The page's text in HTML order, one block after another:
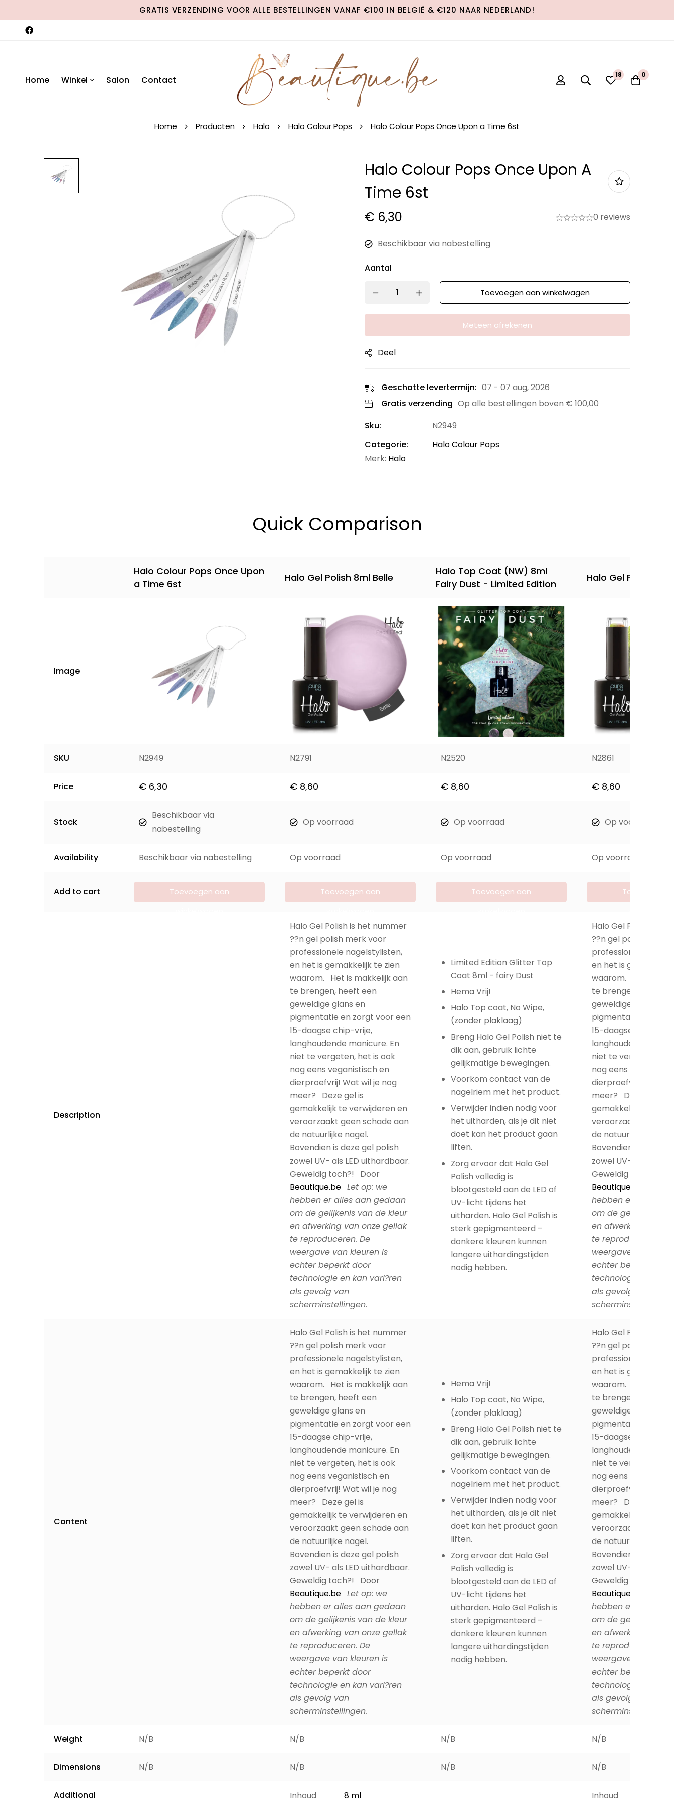
GRATIS VERZENDING VOOR ALLE BESTELLINGEN VANAF €100 IN BELGIË & €120 NAAR NEDERLAND!
Home Winkel Salon Contact 0 0
Home Producten Halo Halo Colour Pops Halo Colour Pops Once Upon a Time 6st
Halo Colour Pops Once Upon A
Time 6st
€ 6,30 0 reviews
Beschikbaar via nabestelling
Aantal
Toevoegen aan winkelwagen
Meteen afrekenen
Deel
Geschatte levertermijn: 07 - 07 aug, 2026
Gratis verzending Op alle bestellingen boven € 100,00
Sku:
N2949
Categorie:
Halo Colour Pops
Merk: Halo
Quick Comparison
Halo Colour Pops Once Upon
a Time 6st
Halo Gel Polish 8ml Belle
Halo Top Coat (NW) 8ml
Fairy Dust - Limited Edition
Halo Gel Polish
Image
SKU N2949 N2791 N2520 N2861
Price € 6,30 € 8,60 € 8,60 € 8,60
Stock
Beschikbaar via
nabestelling
Op voorraad Op voorraad Op voorraad
Availability Beschikbaar via nabestelling Op voorraad Op voorraad Op voorraad
Add to cart
Toevoegen aan
Toevoegen aan
Toevoegen aan
Toevoegen
Description
Halo Gel Polish is het nummer
??n gel polish merk voor
professionele nagelstylisten,
en het is gemakkelijk te zien
waarom. Het is makkelijk aan
te brengen, heeft een
geweldige glans en
pigmentatie en zorgt voor een
15-daagse chip-vrije,
langhoudende manicure. En
niet te vergeten, het is ook
nog eens veganistisch en
dierproefvrij! Wat wil je nog
meer? Deze gel is
gemakkelijk te verwijderen en
veroorzaakt geen schade aan
de natuurlijke nagel.
Bovendien is deze gel polish
zowel UV- als LED uithardbaar.
Geweldig toch?! Door
Beautique.be Let op: we
hebben er alles aan gedaan
om de gelijkenis van de kleur
en afwerking van onze gellak
te reproduceren. De
weergave van kleuren is
echter beperkt door
technologie en kan vari?ren
als gevolg van
scherminstellingen.
Limited Edition Glitter Top
Coat 8ml - fairy Dust
Hema Vrij!
Halo Top coat, No Wipe,
(zonder plaklaag)
Breng Halo Gel Polish niet te
dik aan, gebruik lichte
gelijkmatige bewegingen.
Voorkom contact van de
nagelriem met het product.
Verwijder indien nodig voor
het uitharden, als je dit niet
doet kan het product gaan
liften.
Zorg ervoor dat Halo Gel
Polish volledig is
blootgesteld aan de LED of
UV-licht tijdens het
uitharden. Halo Gel Polish is
sterk gepigmenteerd –
donkere kleuren kunnen
langere uithardingstijden
nodig hebben.
Halo Gel Polish is
??n gel polish merk
professionele
en het is
waarom. Het is
te brengen, heeft
geweldige glans en
pigmentatie en
15-daagse chip-vrije,
langhoudende
niet te vergeten, het
nog eens
dierproefvrij! Wat
meer? Deze gel is
gemakkelijk te
veroorzaakt geen
de natuurlijke nagel.
Bovendien is deze
zowel UV- als LED
Geweldig toch?!
Beautique.be
hebben er alles
om de gelijkenis
en afwerking van
te reproduceren. De
weergave van
echter beperkt door
technologie en kan
als gevolg van
scherminstellingen.
Content
Halo Gel Polish is het nummer
??n gel polish merk voor
professionele nagelstylisten,
en het is gemakkelijk te zien
waarom. Het is makkelijk aan
te brengen, heeft een
geweldige glans en
pigmentatie en zorgt voor een
15-daagse chip-vrije,
langhoudende manicure. En
niet te vergeten, het is ook
nog eens veganistisch en
dierproefvrij! Wat wil je nog
meer? Deze gel is
gemakkelijk te verwijderen en
veroorzaakt geen schade aan
de natuurlijke nagel.
Bovendien is deze gel polish
zowel UV- als LED uithardbaar.
Geweldig toch?! Door
Beautique.be Let op: we
hebben er alles aan gedaan
om de gelijkenis van de kleur
en afwerking van onze gellak
te reproduceren. De
weergave van kleuren is
echter beperkt door
technologie en kan vari?ren
als gevolg van
scherminstellingen.
Hema Vrij!
Halo Top coat, No Wipe,
(zonder plaklaag)
Breng Halo Gel Polish niet te
dik aan, gebruik lichte
gelijkmatige bewegingen.
Voorkom contact van de
nagelriem met het product.
Verwijder indien nodig voor
het uitharden, als je dit niet
doet kan het product gaan
liften.
Zorg ervoor dat Halo Gel
Polish volledig is
blootgesteld aan de LED of
UV-licht tijdens het
uitharden. Halo Gel Polish is
sterk gepigmenteerd –
donkere kleuren kunnen
langere uithardingstijden
nodig hebben.
Halo Gel Polish is
??n gel polish merk
professionele
en het is
waarom. Het is
te brengen, heeft
geweldige glans en
pigmentatie en
15-daagse chip-vrije,
langhoudende
niet te vergeten, het
nog eens
dierproefvrij! Wat
meer? Deze gel is
gemakkelijk te
veroorzaakt geen
de natuurlijke nagel.
Bovendien is deze
zowel UV- als LED
Geweldig toch?!
Beautique.be
hebben er alles
om de gelijkenis
en afwerking van
te reproduceren. De
weergave van
echter beperkt door
technologie en kan
als gevolg van
scherminstellingen.
Weight N/B N/B N/B N/B
Dimensions N/B N/B N/B N/B
Additional Inhoud 8 ml Inhoud